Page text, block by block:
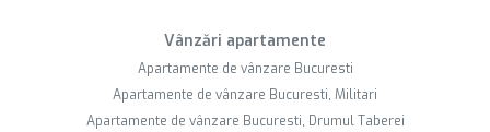
Vânzări apartamente
Apartamente de vânzare Bucuresti
Apartamente de vânzare Bucuresti, Militari
Apartamente de vânzare Bucuresti, Drumul Taberei